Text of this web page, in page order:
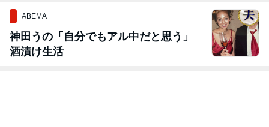
ABEMA
神田うの「自分でもアル中だと思う」
酒漬け生活